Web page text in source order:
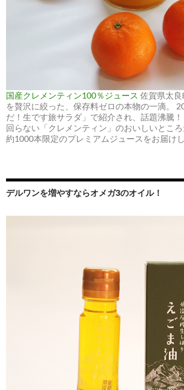
国産クレメンティン100％ジュース 佐賀県太
を贅沢に絞った、保存料ゼロの本物の一滴。
だ！生です旅サラダ」で紹介され、話題沸騰
回らない「クレメンティン」のおいしいところ
約1000本限定のプレミアムジュースをお届け
デルワンを増やすならオメガ3のオイル！